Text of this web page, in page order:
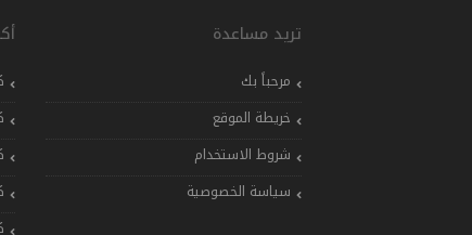
تريد مساعدة
مرحباً بك
خريطة الموقع
شروط الاستخدام
سياسة الخصوصية